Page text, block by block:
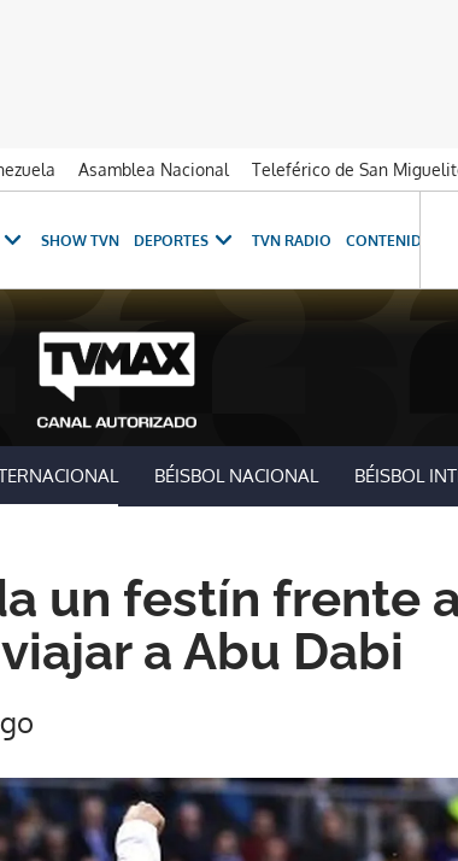
Asamblea Nacional Teleférico de San
SHOW TVN DEPORTES TVN RADIO CONTENIDOS
BÉISBOL NACIONAL BÉISBOL
un festín frente
a Abu Dabi